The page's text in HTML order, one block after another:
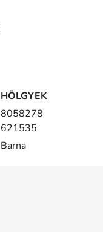
HÖLGYEK
8058278
621535
Barna